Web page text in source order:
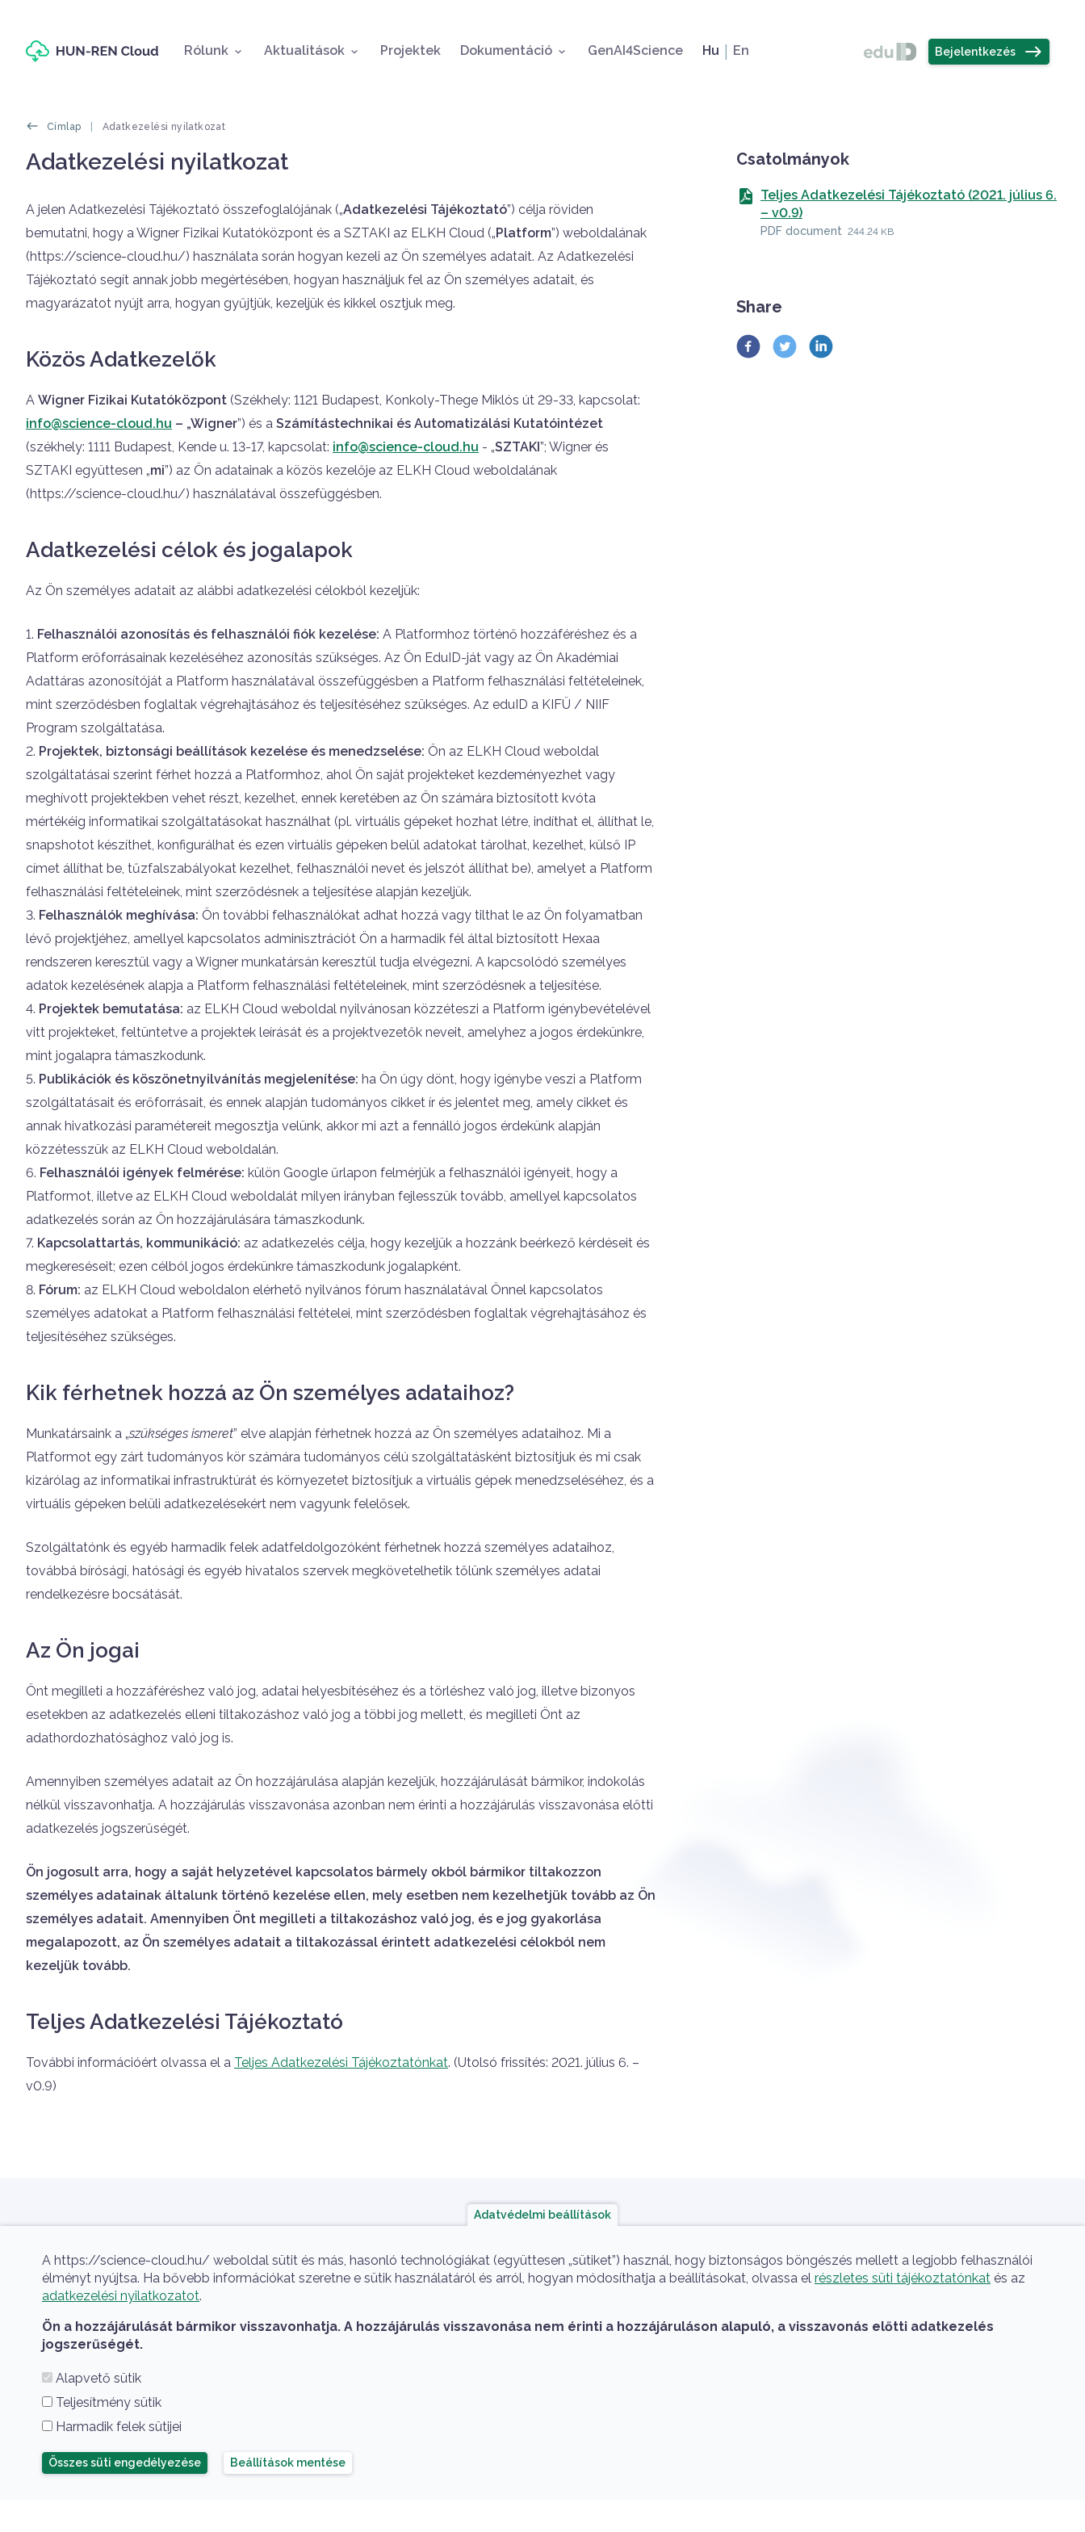
Fő navigáció
Rólunk Aktualitások Projektek Dokumentáció GenAI4Science Nyelvválasztó
Hu En FelhasználóBejelentkezés east
Morzsák
Címlap Adatkezelési nyilatkozat
Oldal címe
Adatkezelési nyilatkozat
Címlapos tartalom
A jelen Adatkezelési Tájékoztató összefoglalójának („Adatkezelési Tájékoztató”) célja röviden
bemutatni, hogy a Wigner Fizikai Kutatóközpont és a SZTAKI az ELKH Cloud („Platform”) weboldalának
(https://science-cloud.hu/) használata során hogyan kezeli az Ön személyes adatait. Az Adatkezelési
Tájékoztató segít annak jobb megértésében, hogyan használjuk fel az Ön személyes adatait, és
magyarázatot nyújt arra, hogyan gyűjtjük, kezeljük és kikkel osztjuk meg.
Közös Adatkezelők
A Wigner Fizikai Kutatóközpont (Székhely: 1121 Budapest, Konkoly-Thege Miklós út 29-33, kapcsolat:
info@science-cloud.hu – „Wigner”) és a Számítástechnikai és Automatizálási Kutatóintézet
(székhely: 1111 Budapest, Kende u. 13-17, kapcsolat: info@science-cloud.hu - „SZTAKI”; Wigner és
SZTAKI együttesen „mi”) az Ön adatainak a közös kezelője az ELKH Cloud weboldalának
(https://science-cloud.hu/) használatával összefüggésben.
Adatkezelési célok és jogalapok
Az Ön személyes adatait az alábbi adatkezelési célokból kezeljük:
Felhasználói azonosítás és felhasználói fiók kezelése: A Platformhoz történő hozzáféréshez és a
Platform erőforrásainak kezeléséhez azonosítás szükséges. Az Ön EduID-ját vagy az Ön Akadémiai
Adattáras azonosítóját a Platform használatával összefüggésben a Platform felhasználási feltételeinek,
mint szerződésben foglaltak végrehajtásához és teljesítéséhez szükséges. Az eduID a KIFÜ / NIIF
Program szolgáltatása.
Projektek, biztonsági beállítások kezelése és menedzselése: Ön az ELKH Cloud weboldal
szolgáltatásai szerint férhet hozzá a Platformhoz, ahol Ön saját projekteket kezdeményezhet vagy
meghívott projektekben vehet részt, kezelhet, ennek keretében az Ön számára biztosított kvóta
mértékéig informatikai szolgáltatásokat használhat (pl. virtuális gépeket hozhat létre, indíthat el, állíthat le,
snapshotot készíthet, konfigurálhat és ezen virtuális gépeken belül adatokat tárolhat, kezelhet, külső IP
címet állíthat be, tűzfalszabályokat kezelhet, felhasználói nevet és jelszót állíthat be), amelyet a Platform
felhasználási feltételeinek, mint szerződésnek a teljesítése alapján kezeljük.
Felhasználók meghívása: Ön további felhasználókat adhat hozzá vagy tilthat le az Ön folyamatban
lévő projektjéhez, amellyel kapcsolatos adminisztrációt Ön a harmadik fél által biztosított Hexaa
rendszeren keresztül vagy a Wigner munkatársán keresztül tudja elvégezni. A kapcsolódó személyes
adatok kezelésének alapja a Platform felhasználási feltételeinek, mint szerződésnek a teljesítése.
Projektek bemutatása: az ELKH Cloud weboldal nyilvánosan közzéteszi a Platform igénybevételével
vitt projekteket, feltüntetve a projektek leírását és a projektvezetők neveit, amelyhez a jogos érdekünkre,
mint jogalapra támaszkodunk.
Publikációk és köszönetnyilvánítás megjelenítése: ha Ön úgy dönt, hogy igénybe veszi a Platform
szolgáltatásait és erőforrásait, és ennek alapján tudományos cikket ír és jelentet meg, amely cikket és
annak hivatkozási paramétereit megosztja velünk, akkor mi azt a fennálló jogos érdekünk alapján
közzétesszük az ELKH Cloud weboldalán.
Felhasználói igények felmérése: külön Google űrlapon felmérjük a felhasználói igényeit, hogy a
Platformot, illetve az ELKH Cloud weboldalát milyen irányban fejlesszük tovább, amellyel kapcsolatos
adatkezelés során az Ön hozzájárulására támaszkodunk.
Kapcsolattartás, kommunikáció: az adatkezelés célja, hogy kezeljük a hozzánk beérkező kérdéseit és
megkereséseit; ezen célból jogos érdekünkre támaszkodunk jogalapként.
Fórum: az ELKH Cloud weboldalon elérhető nyilvános fórum használatával Önnel kapcsolatos
személyes adatokat a Platform felhasználási feltételei, mint szerződésben foglaltak végrehajtásához és
teljesítéséhez szükséges.
Kik férhetnek hozzá az Ön személyes adataihoz?
Munkatársaink a „szükséges ismeret” elve alapján férhetnek hozzá az Ön személyes adataihoz. Mi a
Platformot egy zárt tudományos kör számára tudományos célú szolgáltatásként biztosítjuk és mi csak
kizárólag az informatikai infrastruktúrát és környezetet biztosítjuk a virtuális gépek menedzseléséhez, és a
virtuális gépeken belüli adatkezelésekért nem vagyunk felelősek.
Szolgáltatónk és egyéb harmadik felek adatfeldolgozóként férhetnek hozzá személyes adataihoz,
továbbá bírósági, hatósági és egyéb hivatalos szervek megkövetelhetik tőlünk személyes adatai
rendelkezésre bocsátását.
Az Ön jogai
Önt megilleti a hozzáféréshez való jog, adatai helyesbítéséhez és a törléshez való jog, illetve bizonyos
esetekben az adatkezelés elleni tiltakozáshoz való jog a többi jog mellett, és megilleti Önt az
adathordozhatósághoz való jog is.
Amennyiben személyes adatait az Ön hozzájárulása alapján kezeljük, hozzájárulását bármikor, indokolás
nélkül visszavonhatja. A hozzájárulás visszavonása azonban nem érinti a hozzájárulás visszavonása előtti
adatkezelés jogszerűségét.
Ön jogosult arra, hogy a saját helyzetével kapcsolatos bármely okból bármikor tiltakozzon
személyes adatainak általunk történő kezelése ellen, mely esetben nem kezelhetjük tovább az Ön
személyes adatait. Amennyiben Önt megilleti a tiltakozáshoz való jog, és e jog gyakorlása
megalapozott, az Ön személyes adatait a tiltakozással érintett adatkezelési célokból nem
kezeljük tovább.
Teljes Adatkezelési Tájékoztató
További információért olvassa el a Teljes Adatkezelési Tájékoztatónkat. (Utolsó frissítés: 2021. július 6. –
v0.9)
Sidebar
Csatolmányok
Teljes Adatkezelési Tájékoztató (2021. július 6.
– v0.9)
PDF document 244.24 KB
Share
Szlogen
A hazai tudományos felhő.
Hírek
Projektek
Adatvédelmi beállítások
A https://science-cloud.hu/ weboldal sütit és más, hasonló technológiákat (együttesen „sütiket”) használ, hogy biztonságos böngészés mellett a legjobb felhasználói
élményt nyújtsa. Ha bővebb információkat szeretne e sütik használatáról és arról, hogyan módosíthatja a beállításokat, olvassa el részletes süti tájékoztatónkat és az
adatkezelési nyilatkozatot.
Ön a hozzájárulását bármikor visszavonhatja. A hozzájárulás visszavonása nem érinti a hozzájáruláson alapuló, a visszavonás előtti adatkezelés
jogszerűségét.
Alapvető sütik
Teljesítmény sütik
Harmadik felek sütijei
Összes süti engedélyezése Beállítások mentése
Összes süti elutasítása